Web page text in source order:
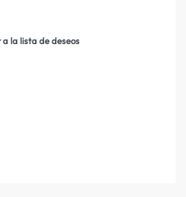
la lista de deseos